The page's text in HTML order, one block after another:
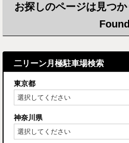
お探しのページは見つ
Found
二リーン月極駐車場検索
東京都
神奈川県